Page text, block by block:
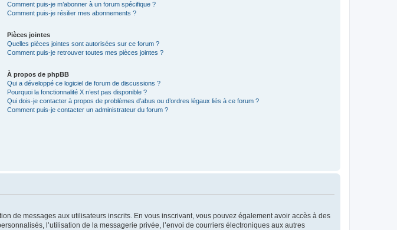
Comment puis-je m’abonner à un forum spécifique ?
Comment puis-je résilier mes abonnements ?
Pièces jointes
Quelles pièces jointes sont autorisées sur ce forum ?
Comment puis-je retrouver toutes mes pièces jointes ?
À propos de phpBB
Qui a développé ce logiciel de forum de discussions ?
Pourquoi la fonctionnalité X n’est pas disponible ?
Qui dois-je contacter à propos de problèmes d’abus ou d’ordres légaux liés à ce forum ?
Comment puis-je contacter un administrateur du forum ?
de messages aux utilisateurs inscrits. En vous inscrivant, vous pouvez également avoir accès à des
l’utilisation de la messagerie privée, l’envoi de courriers électroniques aux autres